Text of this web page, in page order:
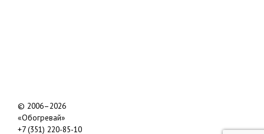
© 2006–2026
«Обогревай»
+7 (351) 220-85-10